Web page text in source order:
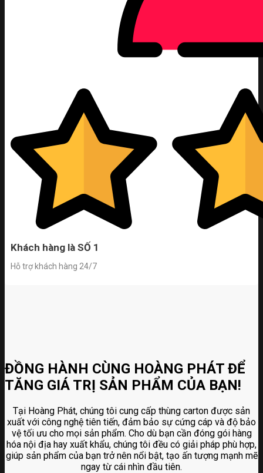
Khách hàng là SỐ 1
Hỗ trợ khách hàng 24/7
ĐỒNG HÀNH CÙNG HOÀNG PHÁT ĐỂ
TĂNG GIÁ TRỊ SẢN PHẨM CỦA BẠN!
Tại Hoàng Phát, chúng tôi cung cấp thùng carton được sản
xuất với công nghệ tiên tiến, đảm bảo sự cứng cáp và độ bảo
vệ tối ưu cho mọi sản phẩm. Cho dù bạn cần đóng gói hàng
hóa nội địa hay xuất khẩu, chúng tôi đều có giải pháp phù hợp,
giúp sản phẩm của bạn trở nên nổi bật, tạo ấn tượng mạnh mẽ
ngay từ cái nhìn đầu tiên.